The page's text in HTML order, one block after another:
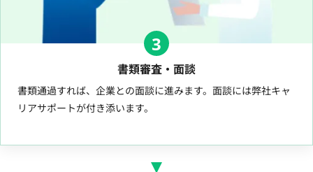
3
書類審査・面談
書類通過すれば、企業との面談に進みます。面談には弊社キャ
リアサポートが付き添います。